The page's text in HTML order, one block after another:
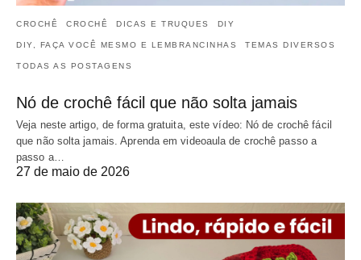
CROCHÊ CROCHÊ DICAS E TRUQUES DIY
DIY, FAÇA VOCÊ MESMO E LEMBRANCINHAS TEMAS DIVERSOS
TODAS AS POSTAGENS
Nó de crochê fácil que não solta jamais
Veja neste artigo, de forma gratuita, este vídeo: Nó de crochê fácil
que não solta jamais. Aprenda em videoaula de crochê passo a
passo a…
27 de maio de 2026